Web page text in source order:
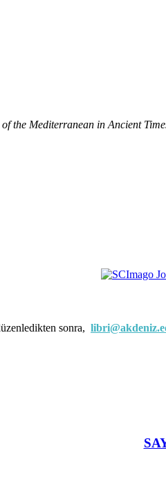
the Me­diterranean in Ancient
sonra,